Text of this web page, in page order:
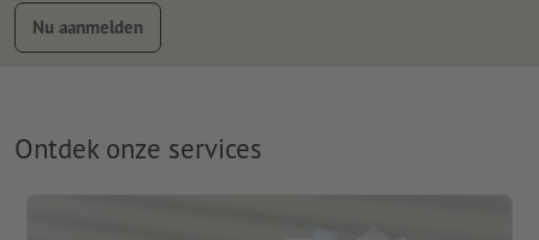
Nu aanmelden
Ontdek onze services